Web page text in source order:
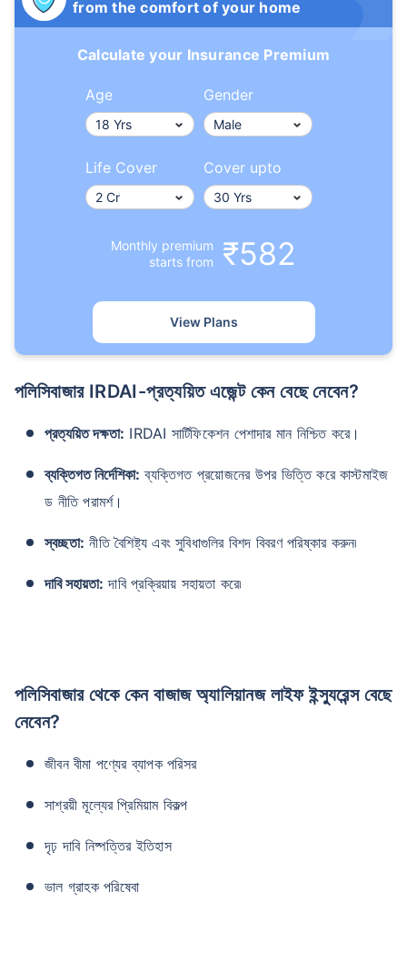
from the comfort of your home
Calculate your Insurance Premium
Age Gender
Life Cover Cover upto
Monthly premium
starts from
₹582
View Plans
পলিসিবাজার IRDAI-প্রত্যয়িত এজেন্ট কেন বেছে নেবেন?
প্রত্যয়িত দক্ষতা: IRDAI সার্টিফিকেশন পেশাদার মান নিশ্চিত করে।
ব্যক্তিগত নির্দেশিকা: ব্যক্তিগত প্রয়োজনের উপর ভিত্তি করে কাস্টমাইজ
ড নীতি পরামর্শ।
স্বচ্ছতা: নীতি বৈশিষ্ট্য এবং সুবিধাগুলির বিশদ বিবরণ পরিষ্কার করুন৷
দাবি সহায়তা: দাবি প্রক্রিয়ায় সহায়তা করে৷
পলিসিবাজার থেকে কেন বাজাজ অ্যালিয়ানজ লাইফ ইন্স্যুরেন্স বেছে
নেবেন?
জীবন বীমা পণ্যের ব্যাপক পরিসর
সাশ্রয়ী মূল্যের প্রিমিয়াম বিকল্প
দৃঢ় দাবি নিষ্পত্তির ইতিহাস
ভাল গ্রাহক পরিষেবা